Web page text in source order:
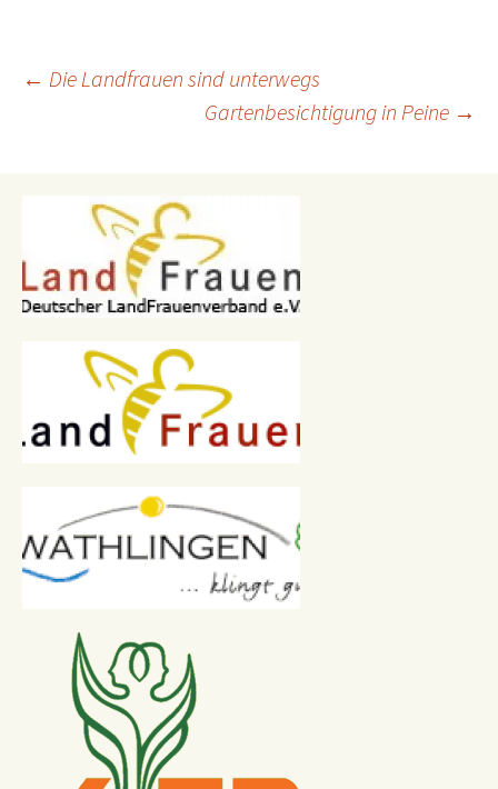
Beitragsnavigation
← Die Landfrauen sind unterwegs
Gartenbesichtigung in Peine →